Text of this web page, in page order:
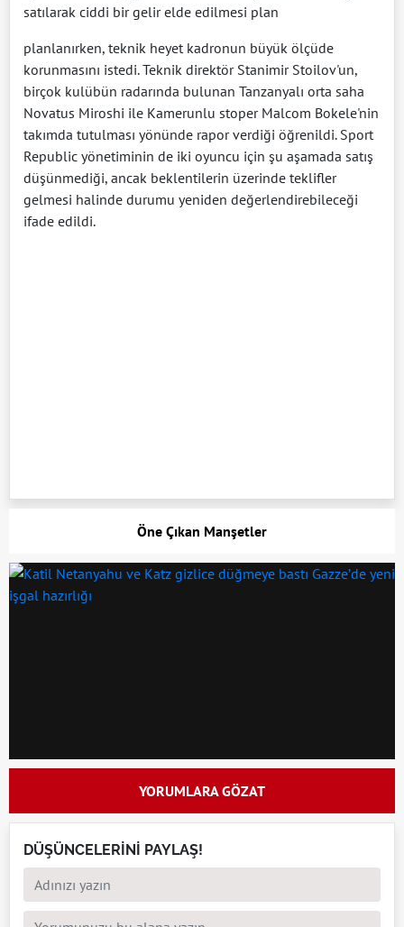
satılarak ciddi bir gelir elde edilmesi plan
planlanırken, teknik heyet kadronun büyük ölçüde
korunmasını istedi. Teknik direktör Stanimir Stoilov'un,
birçok kulübün radarında bulunan Tanzanyalı orta saha
Novatus Miroshi ile Kamerunlu stoper Malcom Bokele'nin
takımda tutulması yönünde rapor verdiği öğrenildi. Sport
Republic yönetiminin de iki oyuncu için şu aşamada satış
düşünmediği, ancak beklentilerin üzerinde teklifler
gelmesi halinde durumu yeniden değerlendirebileceği
ifade edildi.
Öne Çıkan Manşetler
YORUMLARA GÖZAT
DÜŞÜNCELERİNİ PAYLAŞ!